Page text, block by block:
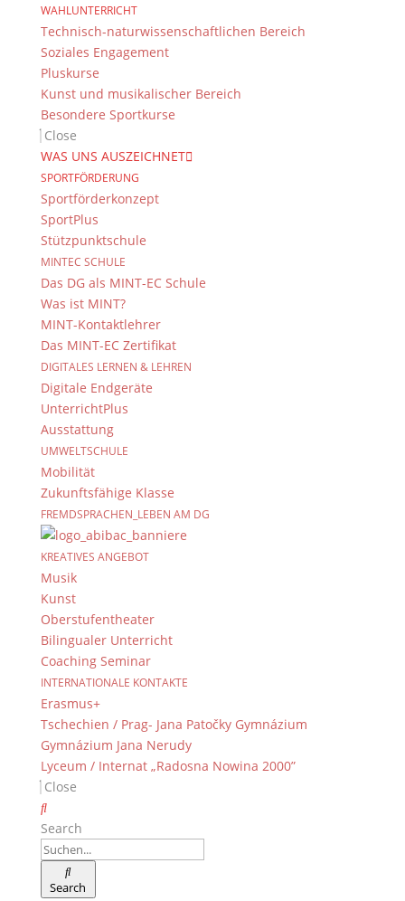
WAHLUNTERRICHT
Technisch-naturwissenschaftlichen Bereich
Soziales Engagement
Pluskurse
Kunst und musikalischer Bereich
Besondere Sportkurse
Close
WAS UNS AUSZEICHNET
SPORTFÖRDERUNG
Sportförderkonzept
SportPlus
Stützpunktschule
MINTEC SCHULE
Das DG als MINT-EC Schule
Was ist MINT?
MINT-Kontaktlehrer
Das MINT-EC Zertifikat
DIGITALES LERNEN & LEHREN
Digitale Endgeräte
UnterrichtPlus
Ausstattung
UMWELTSCHULE
Mobilität
Zukunftsfähige Klasse
FREMDSPRACHEN_LEBEN AM DG
KREATIVES ANGEBOT
Musik
Kunst
Oberstufentheater
Bilingualer Unterricht
Coaching Seminar
INTERNATIONALE KONTAKTE
Erasmus+
Tschechien / Prag- Jana Patočky Gymnázium
Gymnázium Jana Nerudy
Lyceum / Internat „Radosna Nowina 2000”
Close
Search
Search